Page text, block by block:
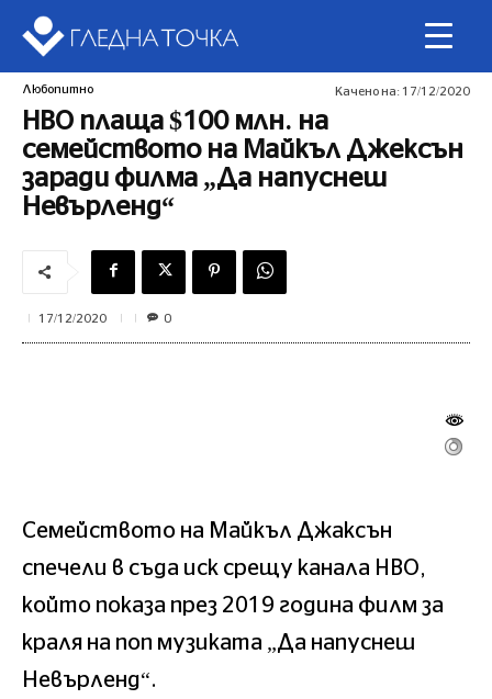
Любопитно Качено на: 17/12/2020
HBO плаща $100 млн. на
семейството на Майкъл Джексън
заради филма „Да напуснеш
Невърленд“
17/12/2020 0
Семейството на Майкъл Джаксън
спечели в съда иск срещу канала HBO,
който показа през 2019 година филм за
краля на поп музиката „Да напуснеш
Невърленд“.